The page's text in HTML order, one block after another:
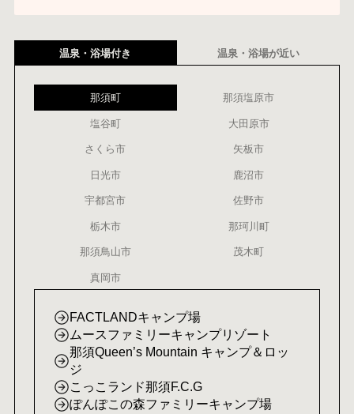
温泉・浴場付き 温泉・浴場が近い
那須町 那須塩原市
塩谷町 大田原市
さくら市 矢板市
日光市 鹿沼市
宇都宮市 佐野市
栃木市 那珂川町
那須鳥山市 茂木町
真岡市
FACTLANDキャンプ場
ムースファミリーキャンプリゾート
那須Queen’s Mountain キャンプ＆ロッ
ジ
こっこランド那須F.C.G
ぽんぽこの森ファミリーキャンプ場